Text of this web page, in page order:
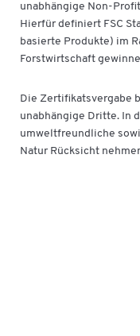
unabhängige Non-
Hierfür definiert FSC
basierte Produkte) im
Forstwirtschaft
Die Zertifikatsvergabe
unabhängige Dritte. In
umweltfreundliche
Natur Rücksicht